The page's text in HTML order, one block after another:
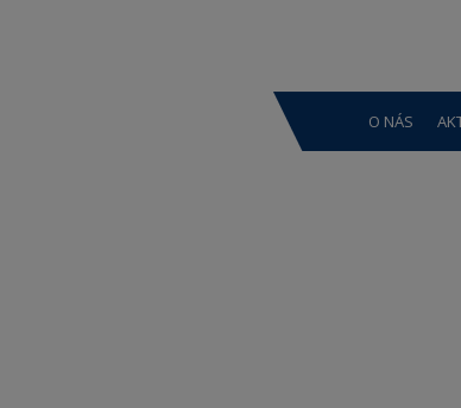
O NÁS